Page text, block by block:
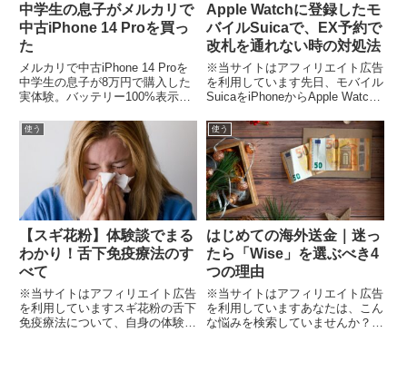
中学生の息子がメルカリで
中古iPhone 14 Proを買っ
た
メルカリで中古iPhone 14 Proを
中学生の息子が8万円で購入した
実体験。バッテリー100%表示の
の7つの見方まで、親目線で全部
書きました。
Apple Watchに登録したモ
バイルSuicaで、EX予約で
改札を通れない時の対処法
※当サイトはアフィリエイト広告
を利用しています先日、モバイル
SuicaをiPhoneからApple Watch
エクスプレスカードに設定し準備
万端。事前にコンビニでタッチ決
済ができることも確認しました。
しかし...
使う
【スギ花粉】体験談でまる
わかり！舌下免疫療法のす
べて
※当サイトはアフィリエイト広告
を利用していますスギ花粉の舌下
免疫療法について、自身の体験談
使う
はじめての海外送金｜迷っ
たら「Wise」を選ぶべき4
つの理由
※当サイトはアフィリエイト広告
を利用していますあなたは、こん
な悩みを検索していませんか？海